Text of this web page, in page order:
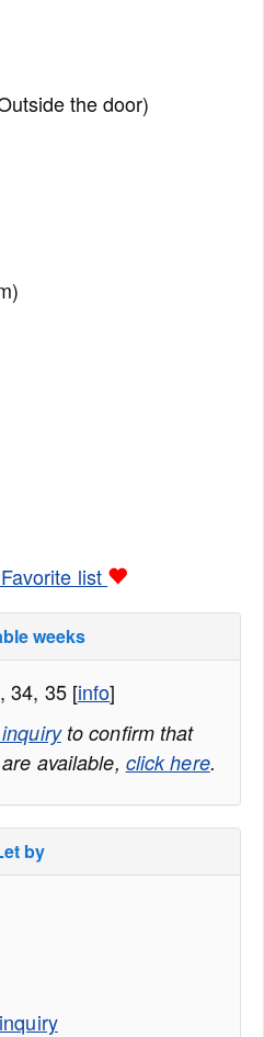
the door)
list
weeks
34, 35 [info]
to confirm that
available, click here.
by